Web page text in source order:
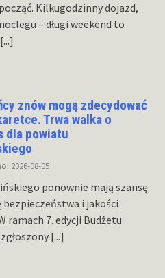
Kilkugodzinny dojazd,
– długi weekend to
[...]
znów mogą zdecydować
Trwa walka o
dla powiatu
2026-08-05
ponownie mają szansę
bezpieczeństwa i jakości
ramach 7. edycji Budżetu
[...]